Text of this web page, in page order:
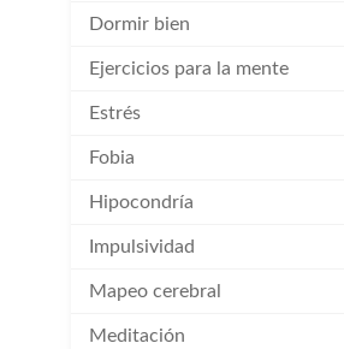
Dormir bien
Ejercicios para la mente
Estrés
Fobia
Hipocondría
Impulsividad
Mapeo cerebral
Meditación